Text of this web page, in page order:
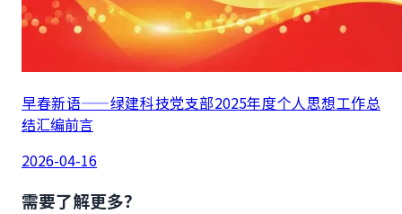
早春新语——绿建科技党支部2025年度个人思想工作总
结汇编前言
2026-04-16
需要了解更多？